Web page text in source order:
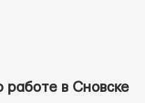
работе в Сновске